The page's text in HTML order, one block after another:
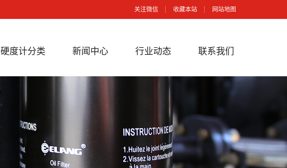
关注微信 收藏本站 网站地图
硬度计分类 新闻中心 行业动态 联系我们